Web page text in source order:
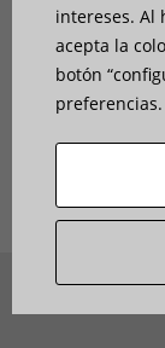
Puedes
Descargar
intereses. Al
acepta la
botón
preferencias.